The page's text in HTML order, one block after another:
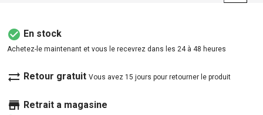
check_circle En stock
Achetez-le maintenant et vous le recevrez dans les 24 à 48 heures
sync_alt Retour gratuit Vous avez 15 jours pour retourner le produit
store Retrait a magasine